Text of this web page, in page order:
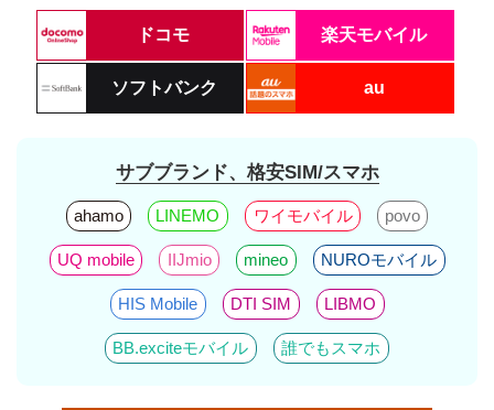
ドコモ 楽天モバイル
ソフトバンク au
サブブランド、格安SIM/スマホ
ahamo LINEMO ワイモバイル povo
UQ mobile IIJmio mineo NUROモバイル
HIS Mobile DTI SIM LIBMO
BB.exciteモバイル 誰でもスマホ